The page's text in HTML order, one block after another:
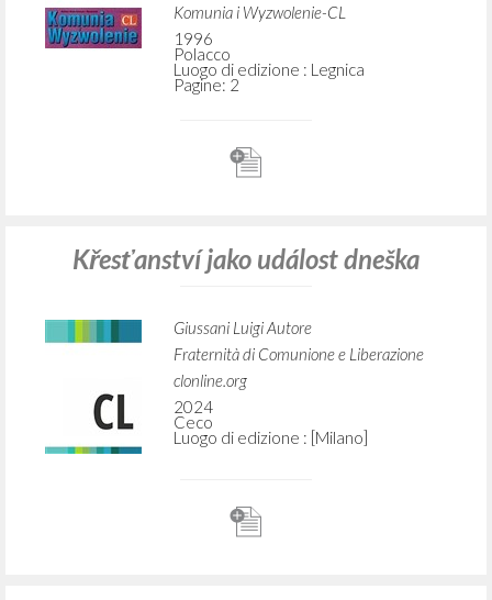
Komunia i Wyzwolenie-CL
1996
Polacco
Luogo di edizione : Legnica
Pagine: 2
Křesťanství jako událost dneška
Giussani Luigi Autore
Fraternità di Comunione e Liberazione
clonline.org
2024
Ceco
Luogo di edizione : [Milano]